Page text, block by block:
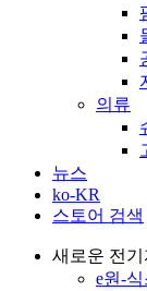
의류
뉴스
ko-KR
스토어 검색
새로운 전
e원-식